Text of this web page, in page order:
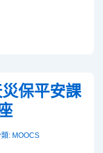
保平安課
: MOOCS